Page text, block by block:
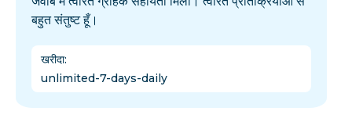
बहुत संतुष्ट हूँ।
खरीदा:
unlimited-7-days-daily